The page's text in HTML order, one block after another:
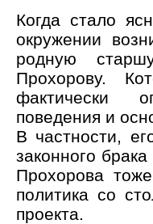
Когда стало
окружении
родную
Прохорову.
фактически
поведения и
В частности,
законного
Прохорова
политика со
проекта.